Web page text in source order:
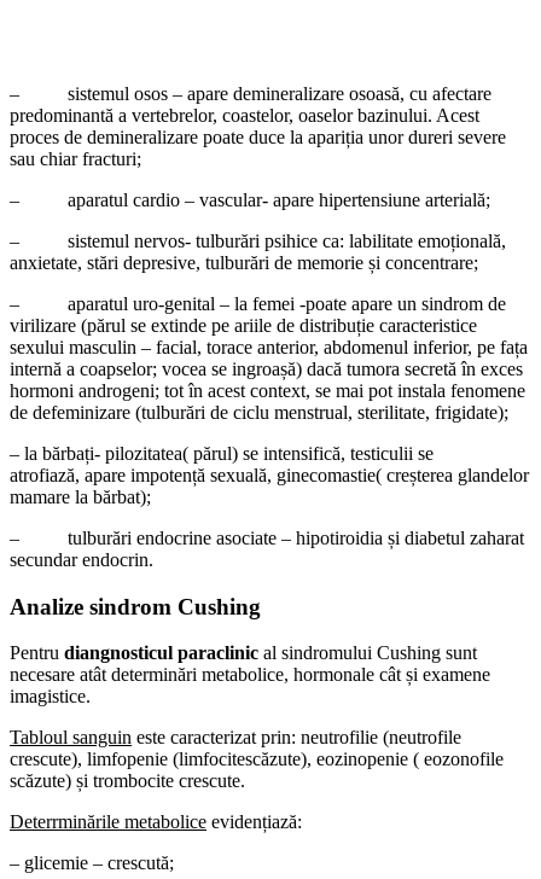
– sistemul osos – apare demineralizare osoasă, cu afectare
predominantă a vertebrelor, coastelor, oaselor bazinului. Acest
proces de demineralizare poate duce la apariția unor dureri severe
sau chiar fracturi;
– aparatul cardio – vascular- apare hipertensiune arterială;
– sistemul nervos- tulburări psihice ca: labilitate emoțională,
anxietate, stări depresive, tulburări de memorie și concentrare;
– aparatul uro-genital – la femei -poate apare un sindrom de
virilizare (părul se extinde pe ariile de distribuție caracteristice
sexului masculin – facial, torace anterior, abdomenul inferior, pe fața
internă a coapselor; vocea se ingroașă) dacă tumora secretă în exces
hormoni androgeni; tot în acest context, se mai pot instala fenomene
de defeminizare (tulburări de ciclu menstrual, sterilitate, frigidate);
– la bărbați- pilozitatea( părul) se intensifică, testiculii se
atrofiază, apare impotență sexuală, ginecomastie( creșterea glandelor
mamare la bărbat);
– tulburări endocrine asociate – hipotiroidia și diabetul zaharat
secundar endocrin.
Analize sindrom Cushing
Pentru diangnosticul paraclinic al sindromului Cushing sunt
necesare atât determinări metabolice, hormonale cât și examene
imagistice.
Tabloul sanguin este caracterizat prin: neutrofilie (neutrofile
crescute), limfopenie (limfocitescăzute), eozinopenie ( eozonofile
scăzute) și trombocite crescute.
Deterrminările metabolice evidențiază:
– glicemie – crescută;